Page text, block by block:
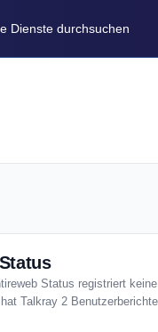
Dienste durchsuchen
Status registriert
Talkray 2